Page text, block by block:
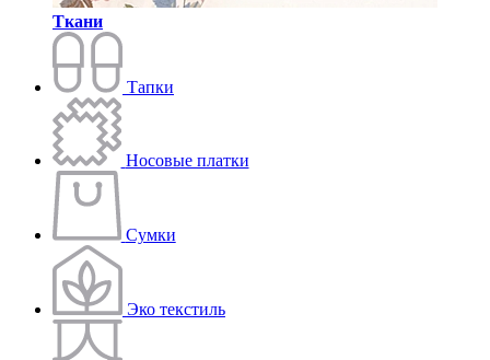
Ткани
Тапки
Носовые платки
Сумки
Эко текстиль